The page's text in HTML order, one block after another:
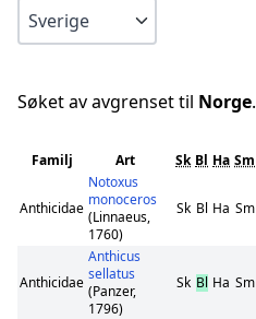
Søket av avgrenset til Norge.
Familj Art Sk Bl Ha Sm
Anthicidae
Notoxus
monoceros
(Linnaeus,
1760)
Sk Bl Ha Sm
Anthicidae
Anthicus
sellatus
(Panzer,
1796)
Sk Bl Ha Sm